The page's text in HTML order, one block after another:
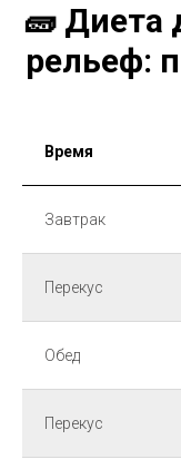
🧱 Диета
рельеф:
Время
Завтрак
Перекус
Обед
Перекус